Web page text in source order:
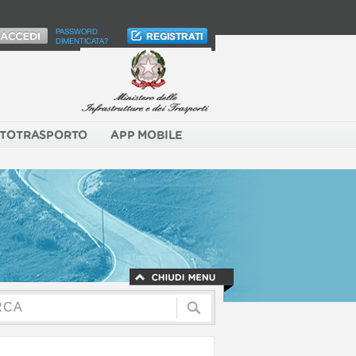
PASSWORD
DIMENTICATA?
APP MOBILE